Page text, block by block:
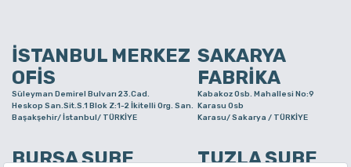
İSTANBUL MERKEZ
OFİS
SAKARYA
FABRİKA
Süleyman Demirel Bulvarı 23.Cad.
Heskop San.Sit.S.1 Blok Z:1-2 İkitelli Org. San.
Başakşehir/ İstanbul/ TÜRKİYE
Kabakoz Osb. Mahallesi No:9
Karasu Osb
Karasu/ Sakarya / TÜRKİYE
BURSA ŞUBE TUZLA ŞUBE